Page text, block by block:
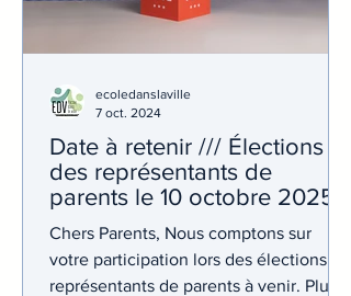
Date à retenir /// Élections
des représentants de
parents le 10 octobre 2025
Chers Parents, Nous comptons sur
votre participation lors des élections de
représentants de parents à venir. Plus
ecoledanslaville
7 oct. 2024